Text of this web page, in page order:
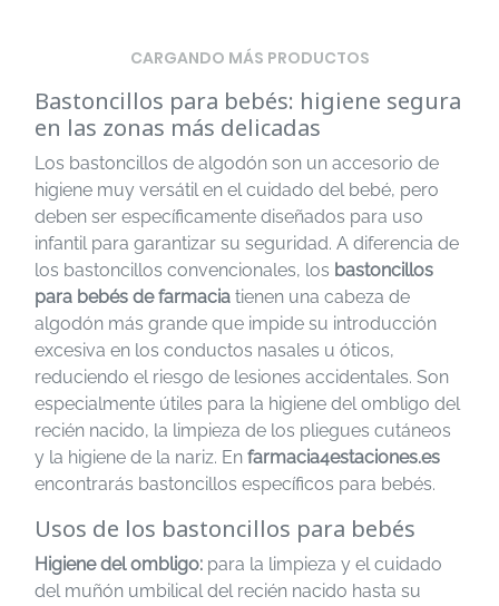
CARGANDO MÁS PRODUCTOS
Bastoncillos para bebés: higiene segura
en las zonas más delicadas
Los bastoncillos de algodón son un accesorio de
higiene muy versátil en el cuidado del bebé, pero
deben ser específicamente diseñados para uso
infantil para garantizar su seguridad. A diferencia de
los bastoncillos convencionales, los bastoncillos
para bebés de farmacia tienen una cabeza de
algodón más grande que impide su introducción
excesiva en los conductos nasales u óticos,
reduciendo el riesgo de lesiones accidentales. Son
especialmente útiles para la higiene del ombligo del
recién nacido, la limpieza de los pliegues cutáneos
y la higiene de la nariz. En farmacia4estaciones.es
encontrarás bastoncillos específicos para bebés.
Usos de los bastoncillos para bebés
Higiene del ombligo: para la limpieza y el cuidado
del muñón umbilical del recién nacido hasta su